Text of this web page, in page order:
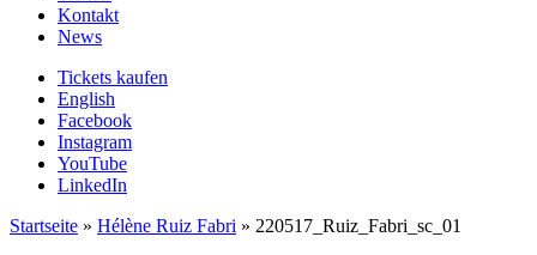
Kontakt
News
Tickets kaufen
English
Facebook
Instagram
YouTube
LinkedIn
Startseite » Hélène Ruiz Fabri » 220517_Ruiz_Fabri_sc_01